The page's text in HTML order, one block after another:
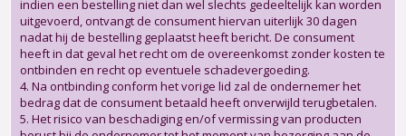
indien een bestelling niet dan wel slechts gedeeltelijk kan worden
uitgevoerd, ontvangt de consument hiervan uiterlijk 30 dagen
nadat hij de bestelling geplaatst heeft bericht. De consument
heeft in dat geval het recht om de overeenkomst zonder kosten te
ontbinden en recht op eventuele schadevergoeding.
4. Na ontbinding conform het vorige lid zal de ondernemer het
bedrag dat de consument betaald heeft onverwijld terugbetalen.
5. Het risico van beschadiging en/of vermissing van producten